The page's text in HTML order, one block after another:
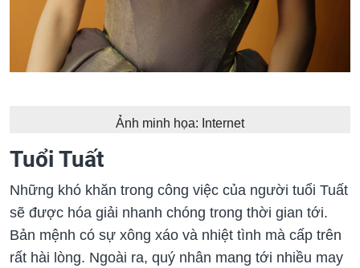
Ảnh minh họa: Internet
Tuổi Tuất
Những khó khăn trong công việc của người tuổi Tuất
sẽ được hóa giải nhanh chóng trong thời gian tới.
Bản mệnh có sự xông xáo và nhiệt tình mà cấp trên
rất hài lòng. Ngoài ra, quý nhân mang tới nhiều may